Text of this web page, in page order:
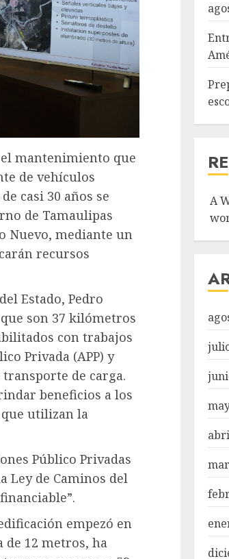
mantenimiento que
de vehículos
casi 30 años se
de Tamaulipas
Nuevo, mediante un
recursos
Estado, Pedro
son 37 kilómetros
con trabajos
Privada (APP) y
de carga.
beneficios a los
utilizan la
Público Privadas
Ley de Caminos del
empezó en
de 12 metros, ha
A